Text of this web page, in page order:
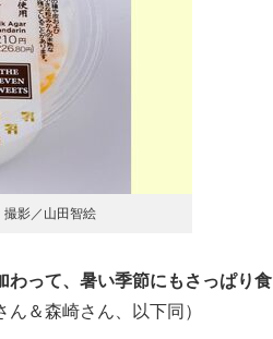
影／山田智絵
わって、暑い季節にもさっぱり食
ん＆森崎さん、以下同）